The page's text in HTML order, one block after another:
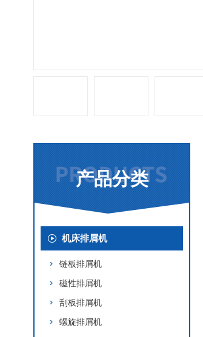
产品分类
机床排屑机
链板排屑机
磁性排屑机
刮板排屑机
螺旋排屑机